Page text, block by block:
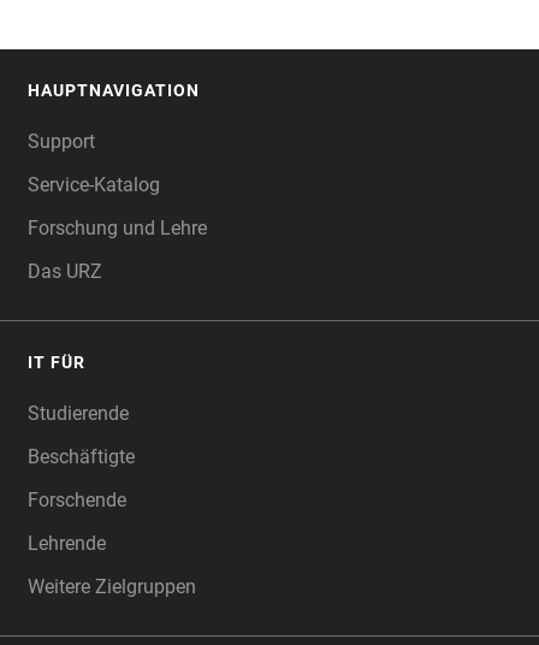
HAUPTNAVIGATION
Support
Service-Katalog
Forschung und Lehre
Das URZ
IT FÜR
Studierende
Beschäftigte
Forschende
Lehrende
Weitere Zielgruppen